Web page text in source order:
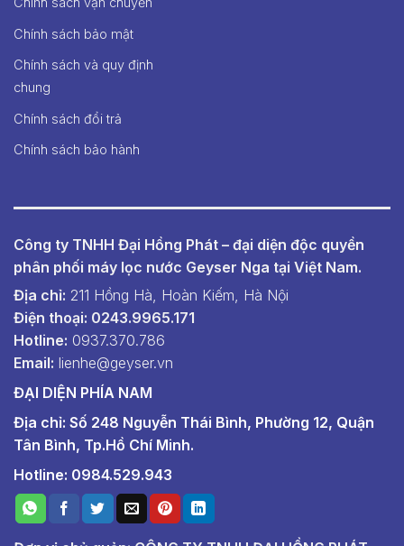
Chính sách bảo mật
Chính sách và quy định
chung
Chính sách đổi trả
Chính sách bảo hành
Công ty TNHH Đại Hồng Phát – đại diện độc quyền
phân phối máy lọc nước Geyser Nga tại Việt Nam.
Địa chỉ: 211 Hồng Hà, Hoàn Kiếm, Hà Nội
Điện thoại: 0243.9965.171
Hotline: 0937.370.786
Email: lienhe@geyser.vn
ĐẠI DIỆN PHÍA NAM
Địa chỉ: Số 248 Nguyễn Thái Bình, Phường 12, Quận
Tân Bình, Tp.Hồ Chí Minh.
Hotline: 0984.529.943